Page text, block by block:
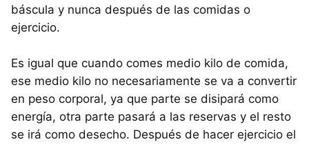
báscula y nunca después de las comidas o
ejercicio.
Es igual que cuando comes medio kilo de comida,
ese medio kilo no necesariamente se va a convertir
en peso corporal, ya que parte se disipará como
energía, otra parte pasará a las reservas y el resto
se irá como desecho. Después de hacer ejercicio el